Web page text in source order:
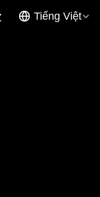
Tiếng Việt